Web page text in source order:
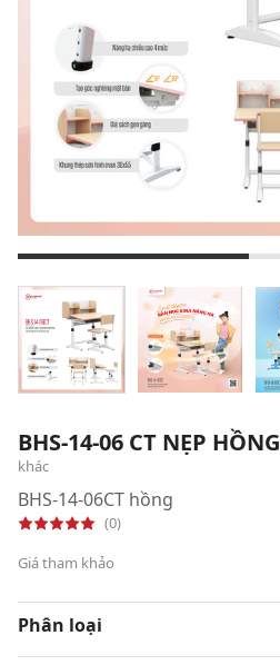
BHS-14-06 CT NẸP HỒNG
khác
BHS-14-06CT hồng
(0)
Giá tham khảo
Phân loại